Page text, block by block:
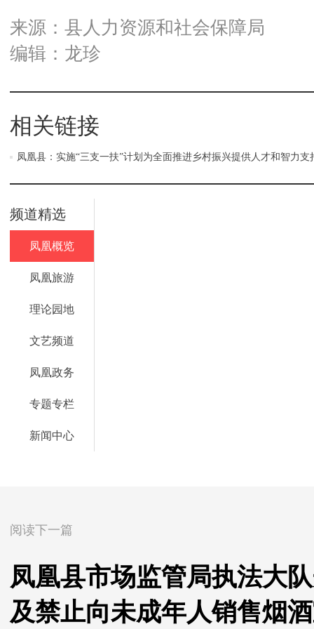
来源：县人力资源和社会保障局
编辑：龙珍
相关链接
凤凰县：实施“三支一扶”计划为全面推进乡村振兴提供人才和智力支
频道精选
凤凰概览
凤凰旅游
理论园地
文艺频道
凤凰政务
专题专栏
新闻中心
阅读下一篇
凤凰县市场监管局执法大
及禁止向未成年人销售烟